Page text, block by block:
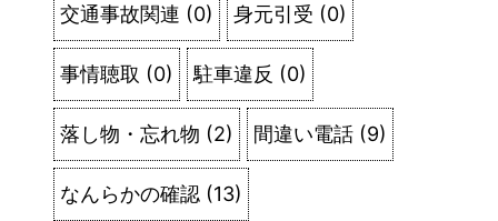
交通事故関連 (0) 身元引受 (0)
事情聴取 (0) 駐車違反 (0)
落し物・忘れ物 (2) 間違い電話 (9)
なんらかの確認 (13)